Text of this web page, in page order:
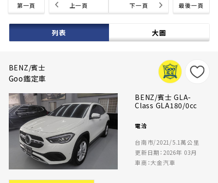
第一頁 最後一頁
上一頁 下一頁
列表 大圖
BENZ/賓士
Goo鑑定車
BENZ/賓士 GLA-
Class GLA180/0cc
電洽
台南市/2021/5.1萬公里
更新日期：2026年 03月
車商：大金汽車